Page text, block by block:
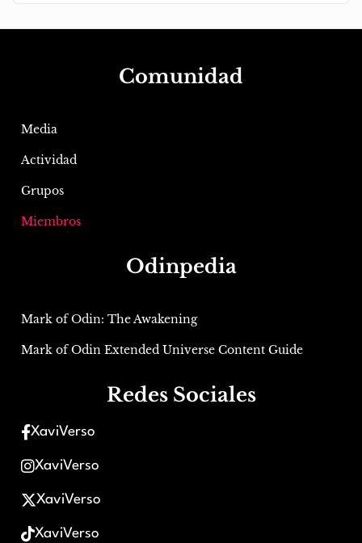
Comunidad
Media
Actividad
Grupos
Miembros
Odinpedia
Mark of Odin: The Awakening
Mark of Odin Extended Universe Content Guide
Redes Sociales
XaviVerso
XaviVerso
XaviVerso
XaviVerso